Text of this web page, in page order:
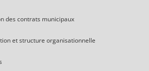
des contrats municipaux
et structure organisationnelle